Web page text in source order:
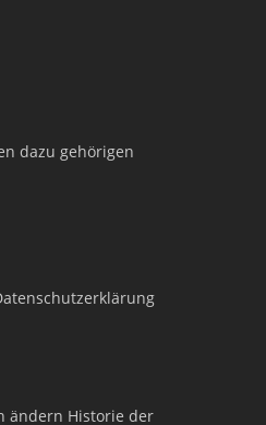
dazu gehörigen
ändern Historie der